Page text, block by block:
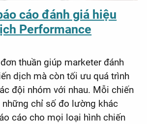
cáo đánh giá hiệu
Performance
thuần giúp marketer đánh
dịch mà còn tối ưu quá trình
đội nhóm với nhau. Mỗi chiến
những chỉ số đo lường khác
cáo cho mọi loại hình chiến